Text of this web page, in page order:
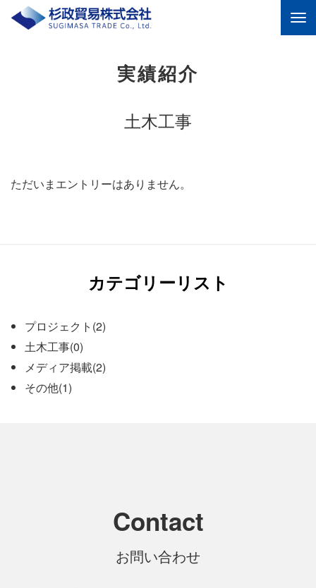
器の販売、リース、修理を
トータル提供する商社
実績紹介
土木工事
ただいまエントリーはありません。
カテゴリーリスト
プロジェクト(2)
土木工事(0)
メディア掲載(2)
その他(1)
Contact
お問い合わせ